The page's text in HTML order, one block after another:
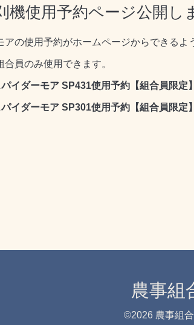
機使用予約ページ公開し
アの使用予約がホームページからできるよ
合員のみ使用できます。
イダーモア SP431使用予約【組合員限定】
イダーモア SP301使用予約【組合員限定】
農事組
©2026 農事組